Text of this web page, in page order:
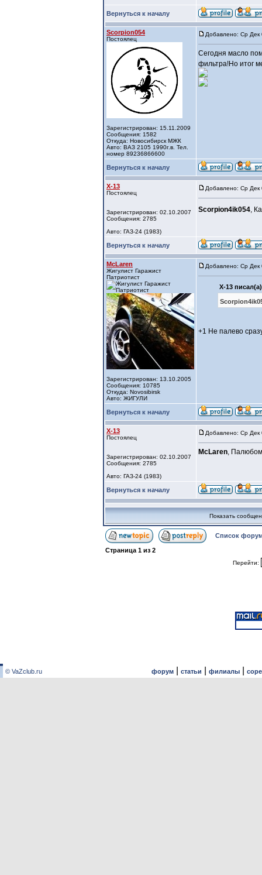
Вернуться к началу
Scorpion054
Постоялец
Зарегистрирован: 15.11.2009
Сообщения: 1582
Откуда: Новосибирск МЖК
Авто: ВАЗ 2105 1990г.в. Тел.
номер 89236866600
Добавлено: Ср Дек
Сегодня масло
фильтра!Но итог
Вернуться к началу
X-13
Постоялец
Зарегистрирован: 02.10.2007
Сообщения: 2785
Авто: ГАЗ-24 (1983)
Добавлено: Ср Дек
Scorpion4ik054,
Вернуться к началу
McLaren
Жигулист Гаражист
Патриотист
Зарегистрирован: 13.10.2005
Сообщения: 10785
Откуда: Novosibirsk
Авто: ЖИГУЛИ
Добавлено: Ср Дек
X-13
+1 Не палево
Вернуться к началу
X-13
Постоялец
Зарегистрирован: 02.10.2007
Сообщения: 2785
Авто: ГАЗ-24 (1983)
Добавлено: Ср Дек
McLaren,
Вернуться к началу
Показать
Список
Страница 1 из 2
Перейти:
© VaZclub.ru форум| статьи филиалы|